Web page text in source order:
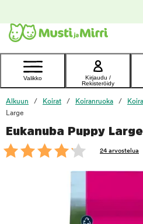
Ota yhteyttä
asiakaspalveluun
Valikko
Kirjaudu /
Rekisteröidy
Alkuun Koirat Koiranruoka
Large
Eukanuba Puppy Large
24 arvostelua
foo